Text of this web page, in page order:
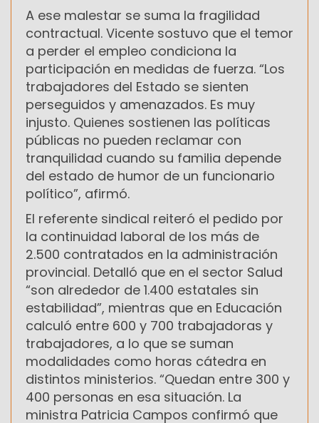
A ese malestar se suma la fragilidad
contractual. Vicente sostuvo que el temor
a perder el empleo condiciona la
participación en medidas de fuerza. “Los
trabajadores del Estado se sienten
perseguidos y amenazados. Es muy
injusto. Quienes sostienen las políticas
públicas no pueden reclamar con
tranquilidad cuando su familia depende
del estado de humor de un funcionario
político”, afirmó.
El referente sindical reiteró el pedido por
la continuidad laboral de los más de
2.500 contratados en la administración
provincial. Detalló que en el sector Salud
“son alrededor de 1.400 estatales sin
estabilidad”, mientras que en Educación
calculó entre 600 y 700 trabajadoras y
trabajadores, a lo que se suman
modalidades como horas cátedra en
distintos ministerios. “Quedan entre 300 y
400 personas en esa situación. La
ministra Patricia Campos confirmó que